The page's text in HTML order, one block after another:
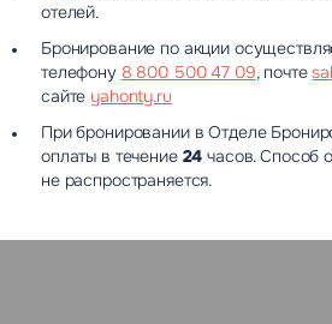
отелей.
Бронирование по акции
телефону 8 800 500 47 09, почте
сайте yahonty.ru
При бронировании в Отделе
оплаты в течение 24часов. Способ
не распространяется.